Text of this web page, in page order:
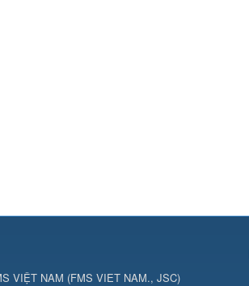
VIỆT NAM (FMS VIET NAM., JSC)